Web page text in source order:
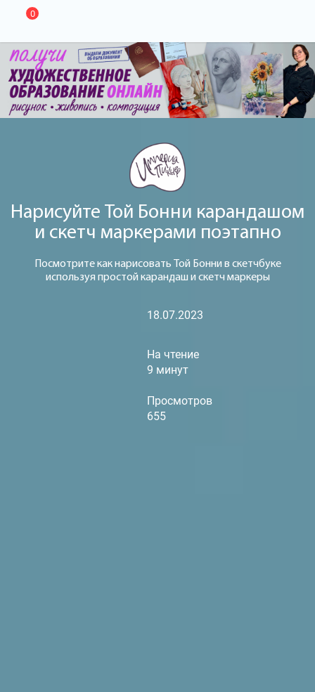
0
Нарисуйте Той Бонни карандашом
и скетч маркерами поэтапно
Посмотрите как нарисовать Той Бонни в скетчбуке
используя простой карандаш и скетч маркеры
18.07.2023
На чтение
9 минут
Просмотров
655